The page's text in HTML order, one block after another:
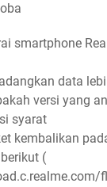
smartphone
data
versi yang
syarat
kembalikan
(